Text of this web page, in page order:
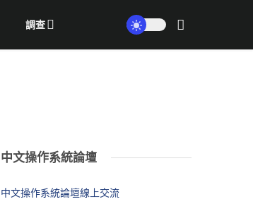
調查
中文操作系統論壇
中文操作系統論壇線上交流